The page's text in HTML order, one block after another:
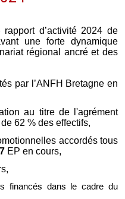
d’activité 2024 de
une forte dynamique
régional ancré et des
par l’ANFH Bretagne en
au titre de l'agrément
62 % des effectifs,
accordés tous
EP en cours,
financés dans le cadre du